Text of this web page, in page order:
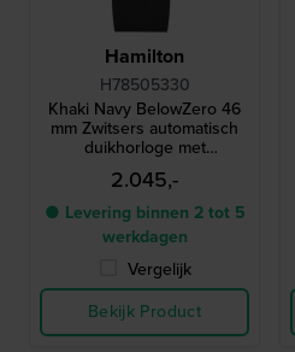
Hamilton
H78505330
Khaki Navy BelowZero 46
mm Zwitsers automatisch
duikhorloge met
heliumventiel - Gedragen in
de film Tenet
2.045,-
● Levering binnen 2 tot 5
werkdagen
Vergelijk
Bekijk Product